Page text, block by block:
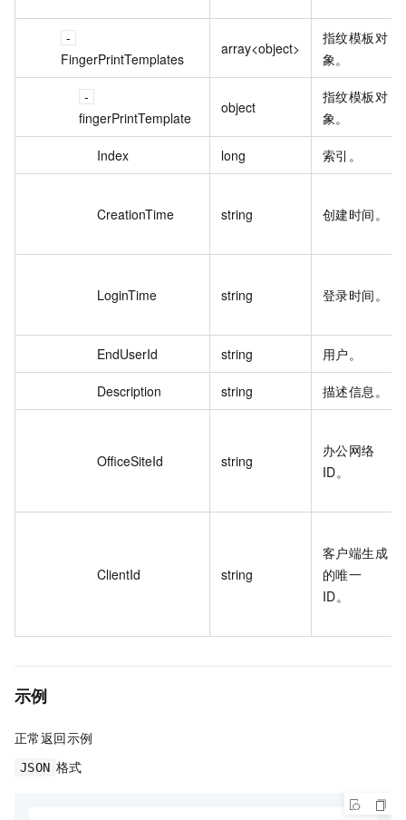
FingerPrintTemplates
array<object>
指纹模板对
象。
fingerPrintTemplate
object
指纹模板对
象。
Index long 索引。
CreationTime string 创建时间。
LoginTime string 登录时间。
EndUserId string 用户。
Description string 描述信息。
OfficeSiteId string
办公网络
ID。
ClientId string
客户端生成
的唯一
ID。
示例
正常返回示例
JSON 格式